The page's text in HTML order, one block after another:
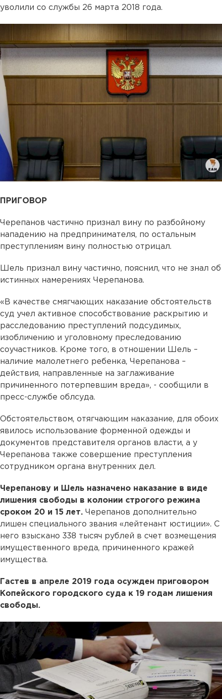
уволили со службы 26 марта 2018 года.
ПРИГОВОР
Черепанов частично признал вину по разбойному
нападению на предпринимателя, по остальным
преступлениям вину полностью отрицал.
Шель признал вину частично, пояснил, что не знал об
истинных намерениях Черепанова.
«В качестве смягчающих наказание обстоятельств
суд учел активное способствование раскрытию и
расследованию преступлений подсудимых,
изобличению и уголовному преследованию
соучастников. Кроме того, в отношении Шель –
наличие малолетнего ребенка, Черепанова –
действия, направленные на заглаживание
причиненного потерпевшим вреда», - сообщили в
пресс-службе облсуда.
Обстоятельством, отягчающим наказание, для обоих
явилось использование форменной одежды и
документов представителя органов власти, а у
Черепанова также совершение преступления
сотрудником органа внутренних дел.
Черепанову и Шель назначено наказание в виде
лишения свободы в колонии строгого режима
сроком 20 и 15 лет. Черепанов дополнительно
лишен специального звания «лейтенант юстиции». С
него взыскано 338 тысяч рублей в счет возмещения
имущественного вреда, причиненного кражей
имущества.
Гастев в апреле 2019 года осужден приговором
Копейского городского суда к 19 годам лишения
свободы.